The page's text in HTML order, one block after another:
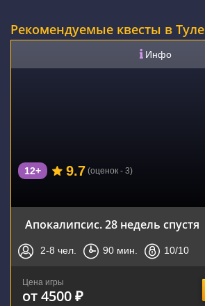
Рекомендуемые квесты в Туле
Инфо
12+ 9.7 (оценок - 3)
Апокалипсис. 28 недель спустя
2-8 чел. 90 мин. 10/10
Цена игры
от 4500 ₽